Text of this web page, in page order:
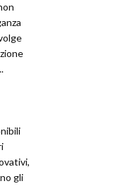
gli